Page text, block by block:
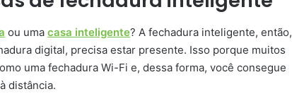
ou uma casa inteligente? A fechadura inteligente, então,
digital, precisa estar presente. Isso porque muitos
uma fechadura Wi-Fi e, dessa forma, você consegue
distância.